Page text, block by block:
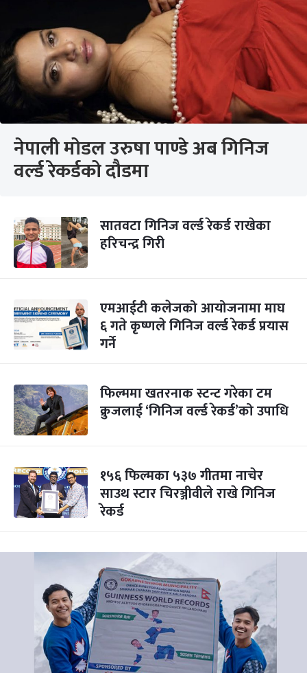
नेपाली मोडल उरुषा पाण्डे अब गिनिज
वर्ल्ड रेकर्डको दौडमा
सातवटा गिनिज वर्ल्ड रेकर्ड राखेका
हरिचन्द्र गिरी
एमआईटी कलेजको आयोजनामा माघ
६ गते कृष्णले गिनिज वर्ल्ड रेकर्ड प्रयास
गर्ने
फिल्ममा खतरनाक स्टन्ट गरेका टम
क्रुजलाई ‘गिनिज वर्ल्ड रेकर्ड’को उपाधि
१५६ फिल्मका ५३७ गीतमा नाचेर
साउथ स्टार चिरञ्जीवीले राखे गिनिज
रेकर्ड